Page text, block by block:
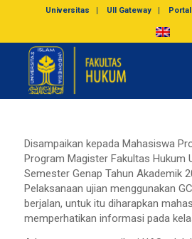
Universitas UII Gateway Portal
Disampaikan kepada Mahasiswa
Program Magister Fakultas Hukum
Semester Genap Tahun Akademik
Pelaksanaan ujian menggunakan
berjalan, untuk itu diharapkan
memperhatikan informasi pada